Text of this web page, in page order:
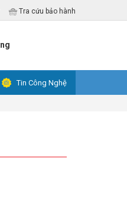
Tra cứu bảo hành
Tin Công Nghệ